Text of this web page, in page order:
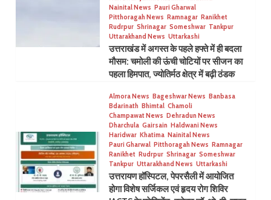
Nainital News Pauri Gharwal
Pitthoragah News Ramnagar Ranikhet
Rudrpur Shrinagar Someshwar Tankpur
Uttarakhand News Uttarkashi
उत्तराखंड में अगस्त के पहले हफ्ते में ही बदला
मौसम: चमोली की ऊंची चोटियों पर सीजन का
पहला हिमपात, ज्योतिर्मठ क्षेत्र में बढ़ी ठंडक
Almora News Bageshwar News Banbasa
Bdarinath Bhimtal Chamoli
Champawat News Dehradun News
Dharchula Gairsain Haldwani News
Haridwar Khatima Nainital News
Pauri Gharwal Pitthoragah News Ramnagar
Ranikhet Rudrpur Shrinagar Someshwar
Tankpur Uttarakhand News Uttarkashi
उत्तरायण हॉस्पिटल, पेपरसैली में आयोजित
होगा विशेष सर्जिकल एवं हृदय रोग शिविर